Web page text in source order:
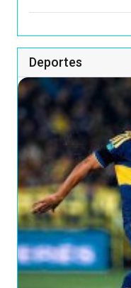
Deportes